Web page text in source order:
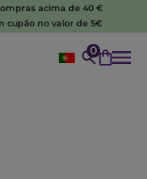
acima de 40 €
cupão no valor de 5€
0